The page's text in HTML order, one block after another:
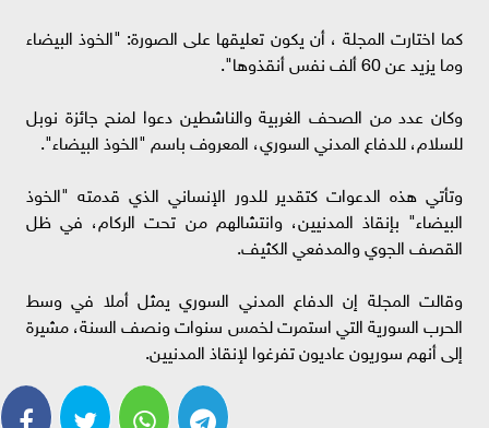
كما اختارت المجلة ، أن يكون تعليقها على الصورة: "الخوذ البيضاء
وما يزيد عن 60 ألف نفس أنقذوها".
وكان عدد من الصحف الغربية والناشطين دعوا لمنح جائزة نوبل
للسلام، للدفاع المدني السوري، المعروف باسم "الخوذ البيضاء".
وتأتي هذه الدعوات كتقدير للدور الإنساني الذي قدمته "الخوذ
البيضاء" بإنقاذ المدنيين، وانتشالهم من تحت الركام، في ظل
القصف الجوي والمدفعي الكثيف.
وقالت المجلة إن الدفاع المدني السوري يمثل أملا في وسط
الحرب السورية التي استمرت لخمس سنوات ونصف السنة، مشيرة
إلى أنهم سوريون عاديون تفرغوا لإنقاذ المدنيين.